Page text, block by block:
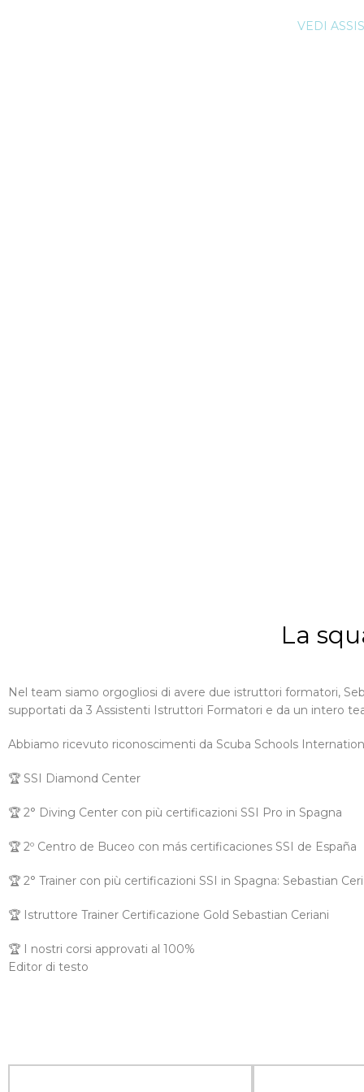
VEDI
La
Nel team siamo orgogliosi di avere due istruttori formatori,
supportati da 3 Assistenti Istruttori Formatori e da un intero
Abbiamo ricevuto riconoscimenti da Scuba Schools
🏆 SSI Diamond Center
🏆 2° Diving Center con più certificazioni SSI Pro in Spagna
🏆 2º Centro de Buceo con más certificaciones SSI de España
🏆 2° Trainer con più certificazioni SSI in Spagna: Sebastian
🏆 Istruttore Trainer Certificazione Gold Sebastian Ceriani
🏆 I nostri corsi approvati al 100%
Editor di testo